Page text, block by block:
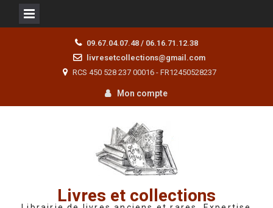
09.67.04.07.48 / 06.16.71.12.38
livresetcollections@gmail.com
RCS 450 528 237 00016 - FR12450528237
Mon compte
Livres et collections